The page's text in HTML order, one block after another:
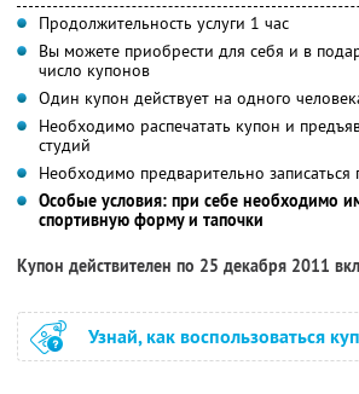
Продолжительность услуги 1 час
Вы можете приобрести для себя и в
число купонов
Один купон действует на одного
Необходимо распечатать купон и
студий
Необходимо предварительно
Особые условия: при себе необходимо
спортивную форму и тапочки
Купон действителен по 25 декабря 2011
Узнай, как воспользоваться